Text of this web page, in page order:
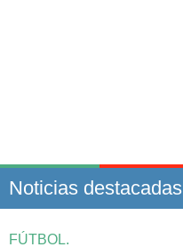
Noticias destacadas
FÚTBOL.